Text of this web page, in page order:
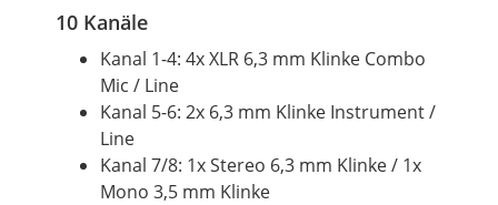
10 Kanäle
Kanal 1-4: 4x XLR 6,3 mm Klinke Combo
Mic / Line
Kanal 5-6: 2x 6,3 mm Klinke Instrument /
Line
Kanal 7/8: 1x Stereo 6,3 mm Klinke / 1x
Mono 3,5 mm Klinke